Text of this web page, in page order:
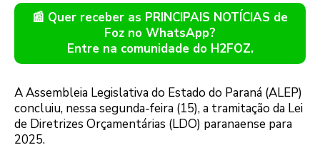
📰 Quer receber as PRINCIPAIS NOTÍCIAS de
Foz no WhatsApp?
Entre na comunidade do H2FOZ.
A Assembleia Legislativa do Estado do Paraná (ALEP)
concluiu, nessa segunda-feira (15), a tramitação da Lei
de Diretrizes Orçamentárias (LDO) paranaense para
2025.